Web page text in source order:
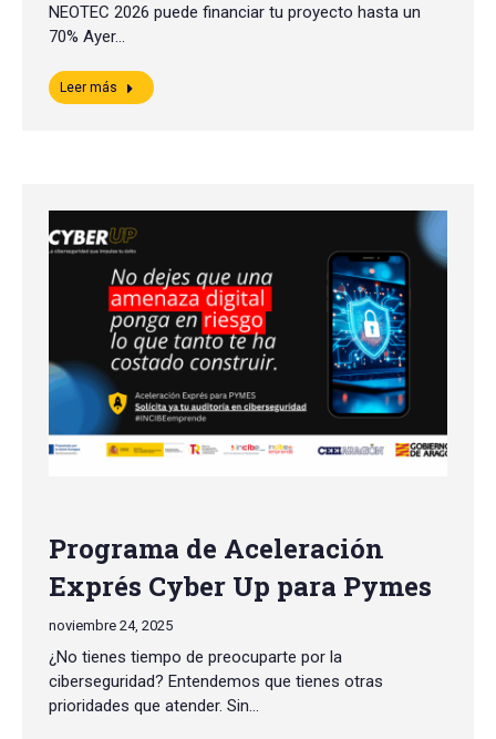
NEOTEC 2026 puede financiar tu proyecto hasta un
70% Ayer…
Leer más
Programa de Aceleración
Exprés Cyber Up para Pymes
noviembre 24, 2025
¿No tienes tiempo de preocuparte por la
ciberseguridad? Entendemos que tienes otras
prioridades que atender. Sin…